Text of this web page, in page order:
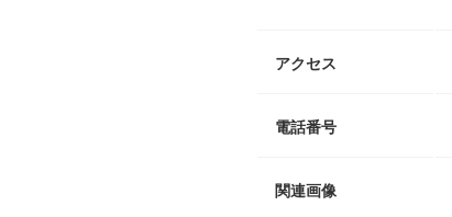
アクセス
電話番号
関連画像